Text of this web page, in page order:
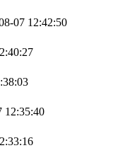
07 12:42:50
12:35:40